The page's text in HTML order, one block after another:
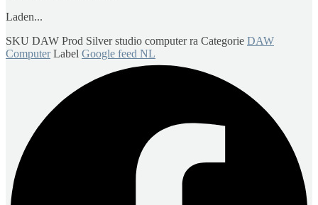
Laden...
SKU DAW Prod Silver studio computer ra Categorie DAW
Computer Label Google feed NL